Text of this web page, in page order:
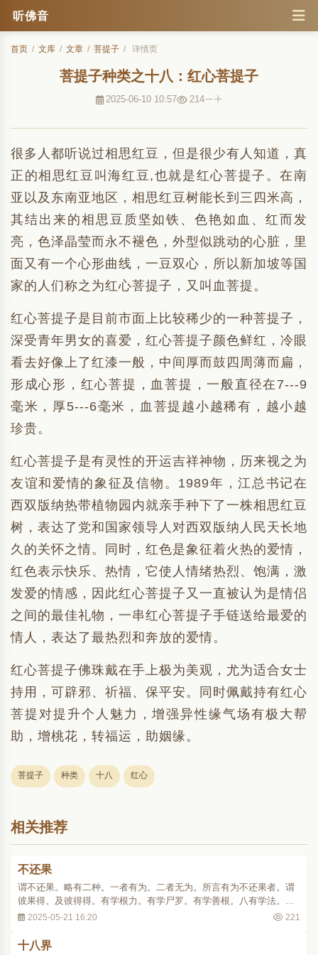
听佛音
首页 / 文库 / 文章 / 菩提子 / 详情页
菩提子种类之十八：红心菩提子
2025-06-10 10:57 214
很多人都听说过相思红豆，但是很少有人知道，真
正的相思红豆叫海红豆,也就是红心菩提子。在南
亚以及东南亚地区，相思红豆树能长到三四米高，
其结出来的相思豆质坚如铁、色艳如血、红而发
亮，色泽晶莹而永不褪色，外型似跳动的心脏，里
面又有一个心形曲线，一豆双心，所以新加坡等国
家的人们称之为红心菩提子，又叫血菩提。
红心菩提子是目前市面上比较稀少的一种菩提子，
深受青年男女的喜爱，红心菩提子颜色鲜红，冷眼
看去好像上了红漆一般，中间厚而鼓四周薄而扁，
形成心形，红心菩提，血菩提，一般直径在7---9
毫米，厚5---6毫米，血菩提越小越稀有，越小越
珍贵。
红心菩提子是有灵性的开运吉祥神物，历来视之为
友谊和爱情的象征及信物。1989年，江总书记在
西双版纳热带植物园内就亲手种下了一株相思红豆
树，表达了党和国家领导人对西双版纳人民天长地
久的关怀之情。同时，红色是象征着火热的爱情，
红色表示快乐、热情，它使人情绪热烈、饱满，激
发爱的情感，因此红心菩提子又一直被认为是情侣
之间的最佳礼物，一串红心菩提子手链送给最爱的
情人，表达了最热烈和奔放的爱情。
红心菩提子佛珠戴在手上极为美观，尤为适合女士
持用，可辟邪、祈福、保平安。同时佩戴持有红心
菩提对提升个人魅力，增强异性缘气场有极大帮
助，增桃花，转福运，助姻缘。
菩提子 种类 十八 红心
相关推荐
不还果
谓不还果。略有二种。一者有为。二者无为。所言有为不还果者。谓
彼果得。及彼得得。有学根力。有学尸罗。有学善根。八有学法。及
彼种类诸有学法。是名有为不还果。所言无为不还果者。谓于此中。
种类结法永断。是名无为不还果。..
2025-05-21 16:20 221
十八界